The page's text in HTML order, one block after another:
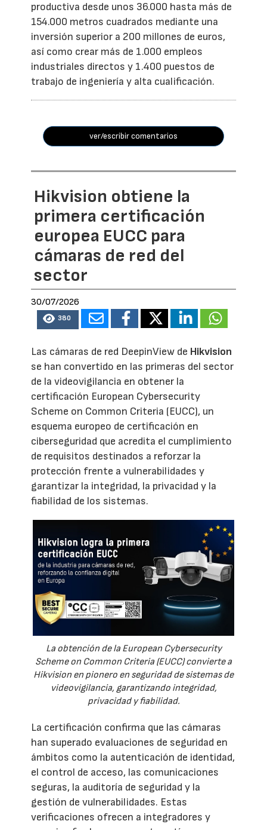
productiva desde unos 36.000 hasta más de
154.000 metros cuadrados mediante una
inversión superior a 200 millones de euros,
así como crear más de 1.000 empleos
industriales directos y 1.400 puestos de
trabajo de ingeniería y alta cualificación.
ver/escribir comentarios
Hikvision obtiene la
primera certificación
europea EUCC para
cámaras de red del
sector
30/07/2026
380
Las cámaras de red DeepinView de Hikvision
se han convertido en las primeras del sector
de la videovigilancia en obtener la
certificación European Cybersecurity
Scheme on Common Criteria (EUCC), un
esquema europeo de certificación en
ciberseguridad que acredita el cumplimiento
de requisitos destinados a reforzar la
protección frente a vulnerabilidades y
garantizar la integridad, la privacidad y la
fiabilidad de los sistemas.
La obtención de la European Cybersecurity
Scheme on Common Criteria (EUCC) convierte a
Hikvision en pionero en seguridad de sistemas de
videovigilancia, garantizando integridad,
privacidad y fiabilidad.
La certificación confirma que las cámaras
han superado evaluaciones de seguridad en
ámbitos como la autenticación de identidad,
el control de acceso, las comunicaciones
seguras, la auditoría de seguridad y la
gestión de vulnerabilidades. Estas
verificaciones ofrecen a integradores y